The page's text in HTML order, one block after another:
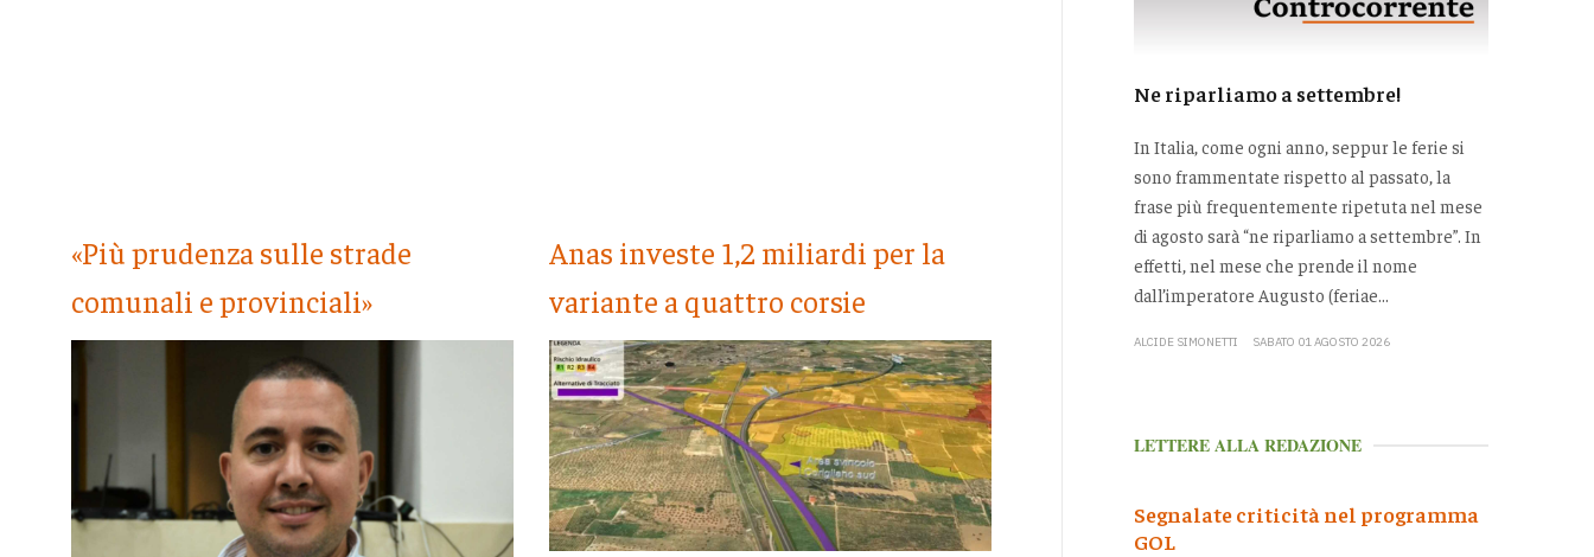
«Più prudenza sulle strade
comunali e provinciali»
Anas investe 1,2 miliardi per la
variante a quattro corsie
Ne riparliamo a settembre!
In Italia, come ogni anno, seppur le ferie si
sono frammentate rispetto al passato, la
frase più frequentemente ripetuta nel mese
di agosto sarà “ne riparliamo a settembre”. In
effetti, nel mese che prende il nome
dall’imperatore Augusto (feriae...
ALCIDE SIMONETTI SABATO 01 AGOSTO 2026
LETTERE ALLA REDAZIONE
Segnalate criticità nel programma
GOL